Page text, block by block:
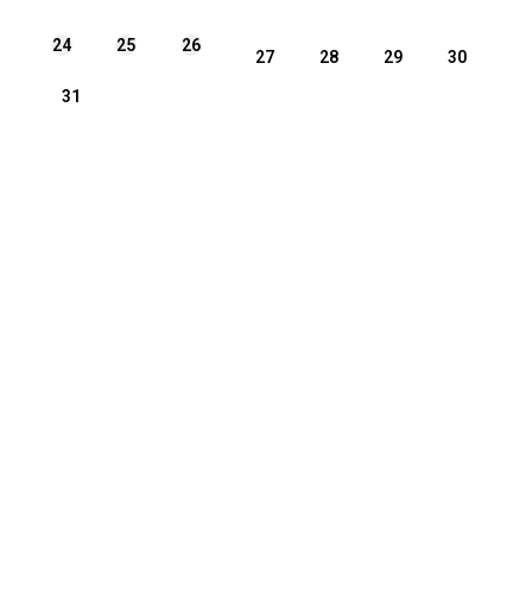
24 25 26
27 28 29 30
31